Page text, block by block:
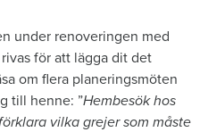
under renoveringen med
för att lägga dit det
om flera planeringsmöten
till henne: ”Hembesök hos
vilka grejer som måste